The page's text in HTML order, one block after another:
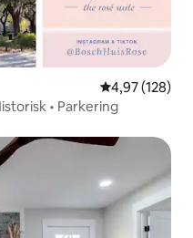
4,97 ud af 5 i
4,97 (128)
• Parkering